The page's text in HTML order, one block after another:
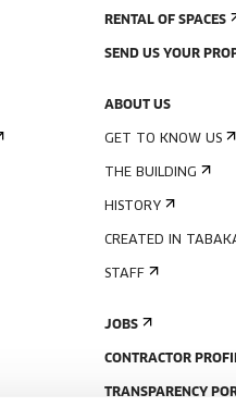
RENTAL OF SPACES
SEND US YOUR
ABOUT US
GET TO KNOW US
THE BUILDING
HISTORY
CREATED IN
STAFF
JOBS
CONTRACTOR
TRANSPARENCY